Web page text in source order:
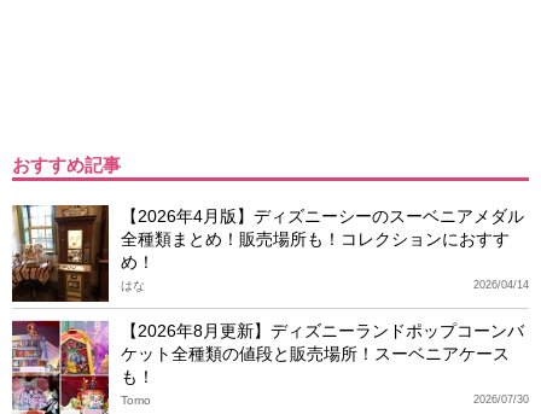
おすすめ記事
【2026年4月版】ディズニーシーのスーベニアメダル
全種類まとめ！販売場所も！コレクションにおすす
め！
2026/04/14
はな
【2026年8月更新】ディズニーランドポップコーンバ
ケット全種類の値段と販売場所！スーベニアケース
も！
2026/07/30
Tomo